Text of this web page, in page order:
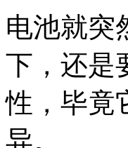
性，毕竟
异。